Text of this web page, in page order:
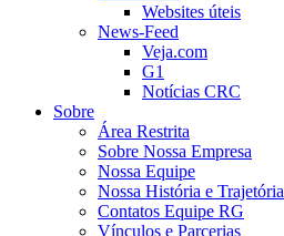
Websites úteis
News-Feed
Veja.com
G1
Notícias CRC
Sobre
Área Restrita
Sobre Nossa Empresa
Nossa Equipe
Nossa História e Trajetória
Contatos Equipe RG
Vínculos e Parcerias